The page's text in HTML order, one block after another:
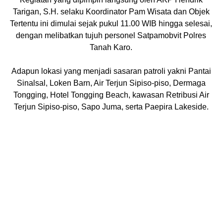
Tarigan, S.H. selaku Koordinator Pam Wisata dan Objek
Tertentu ini dimulai sejak pukul 11.00 WIB hingga selesai,
dengan melibatkan tujuh personel Satpamobvit Polres
Tanah Karo.
Adapun lokasi yang menjadi sasaran patroli yakni Pantai
Sinalsal, Loken Barn, Air Terjun Sipiso-piso, Dermaga
Tongging, Hotel Tongging Beach, kawasan Retribusi Air
Terjun Sipiso-piso, Sapo Juma, serta Paepira Lakeside.